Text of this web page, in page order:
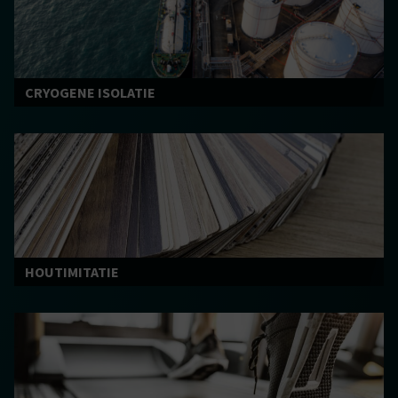
CRYOGENE ISOLATIE
HOUTIMITATIE